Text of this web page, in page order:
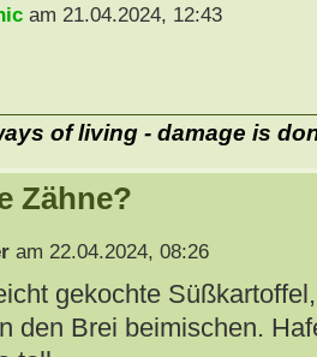
am 21.04.2024, 12:43
of living - damage is
Zähne?
am 22.04.2024, 08:26
gekochte
den Brei beimischen.